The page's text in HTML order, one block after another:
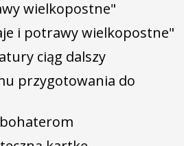
wielkopostne"
i potrawy wielkopostne"
ciąg dalszy
przygotowania do